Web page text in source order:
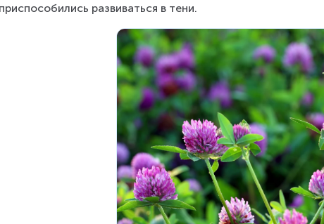
развиваться в тени.